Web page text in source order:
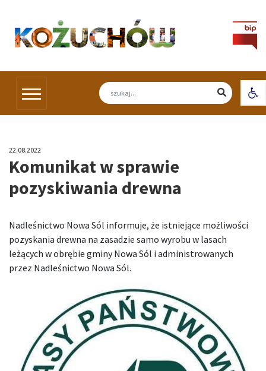
content
22.08.2022
Komunikat w sprawie
pozyskiwania drewna
Nadleśnictwo Nowa Sól informuje, że istniejące możliwości
pozyskania drewna na zasadzie samo wyrobu w lasach
leżących w obrębie gminy Nowa Sól i administrowanych
przez Nadleśnictwo Nowa Sól.